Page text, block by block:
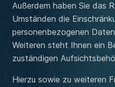
Außerdem haben Sie das
Umständen die
personenbezogenen
Weiteren steht Ihnen ein
zuständigen
Hierzu sowie zu weiteren